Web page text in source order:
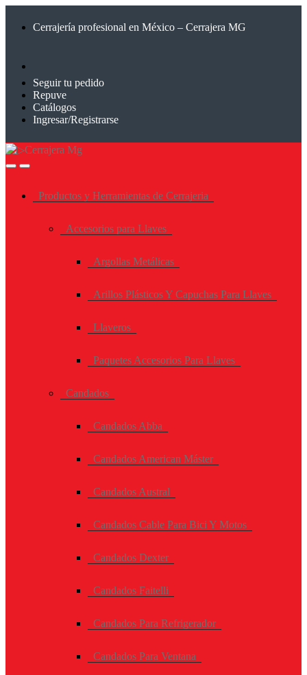
Cerrajería profesional en México – Cerrajera MG
Seguir tu pedido
Repuve
Catálogos
Ingresar/Registrarse
Productos y Herramientas de Cerrajeria
Accesorios para Llaves
Argollas Metálicas
Arillos Plásticos Y Capuchas Para Llaves
Llaveros
Paquetes Accesorios Para Llaves
Candados
Candados Abba
Candados American Máster
Candados Austral
Candados Cable Para Bici Y Motos
Candados Dexter
Candados Faitelli
Candados Para Refrigerador
Candados Para Ventana